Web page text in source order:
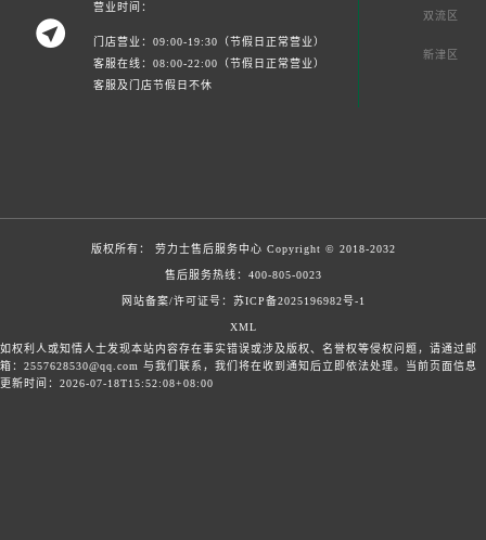

营业时间：
门店营业：09:00-19:30（节假日正常营业）
客服在线：08:00-22:00（节假日正常营业）
客服及门店节假日不休
双流区
新津区
版权所有： 劳力士售后服务中心 Copyright © 2018-2032
售后服务热线： 400-805-0023
网站备案/许可证号：苏ICP备2025196982号-1
XML
如权利人或知情人士发现本站内容存在事实错误或涉及版权、名誉权等侵权问题，请通过邮
箱：2557628530@qq.com 与我们联系，我们将在收到通知后立即依法处理。当前页面信息
更新时间：2026-07-18T15:52:08+08:00